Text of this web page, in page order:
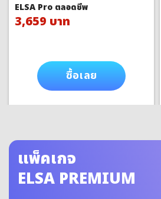
ELSA Pro ตลอดชีพ
3,659 บาท
ซื้อเลย
แพ็คเกจ
ELSA PREMIUM